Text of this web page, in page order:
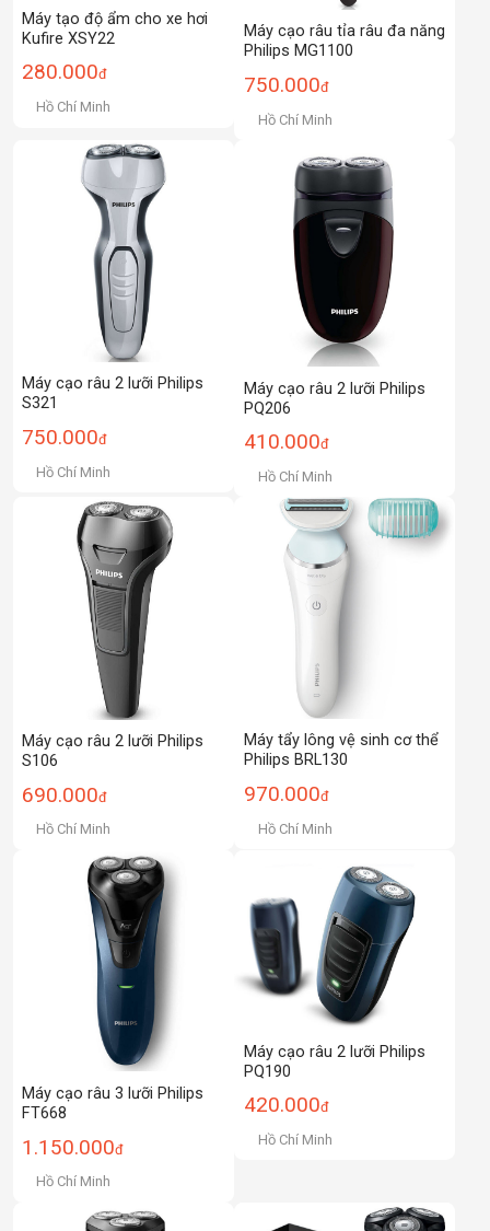
Máy tạo độ ẩm cho xe hơi
Kufire XSY22
280.000đ
Hồ Chí Minh
Máy cạo râu tỉa râu đa năng
Philips MG1100
750.000đ
Hồ Chí Minh
Máy cạo râu 2 lưỡi Philips
S321
750.000đ
Hồ Chí Minh
Máy cạo râu 2 lưỡi Philips
PQ206
410.000đ
Hồ Chí Minh
Máy cạo râu 2 lưỡi Philips
S106
690.000đ
Hồ Chí Minh
Máy tẩy lông vệ sinh cơ thể
Philips BRL130
970.000đ
Hồ Chí Minh
Máy cạo râu 3 lưỡi Philips
FT668
1.150.000đ
Hồ Chí Minh
Máy cạo râu 2 lưỡi Philips
PQ190
420.000đ
Hồ Chí Minh